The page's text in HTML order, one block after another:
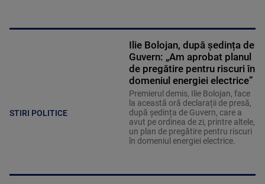
STIRI POLITICE
Ilie Bolojan, după ședința de
Guvern: „Am aprobat planul
de pregătire pentru riscuri în
domeniul energiei electrice”
Premierul demis, Ilie Bolojan, face
la această oră declarații de presă,
după ședința de Guvern, care a
avut pe ordinea de zi, printre altele,
un plan de pregătire pentru riscuri
în domeniul energiei electrice.